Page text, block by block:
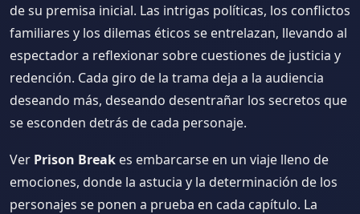
de su premisa inicial. Las intrigas políticas, los conflictos
familiares y los dilemas éticos se entrelazan, llevando al
espectador a reflexionar sobre cuestiones de justicia y
redención. Cada giro de la trama deja a la audiencia
deseando más, deseando desentrañar los secretos que
se esconden detrás de cada personaje.
Ver Prison Break es embarcarse en un viaje lleno de
emociones, donde la astucia y la determinación de los
personajes se ponen a prueba en cada capítulo. La